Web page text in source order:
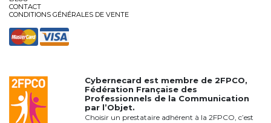
CONTACT
CONDITIONS GÉNÉRALES DE VENTE
Cybernecard est membre de2FPCO,
Fédération Française des
Professionnels de la Communication
par l’Objet.
Choisir un prestataire adhérent à la 2FPCO, c’est